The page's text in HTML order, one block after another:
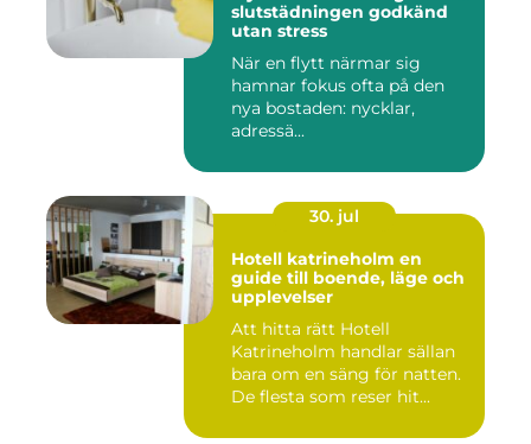
slutstädningen godkänd
utan stress
När en flytt närmar sig
hamnar fokus ofta på den
nya bostaden: nycklar,
adressä...
30. jul
Hotell katrineholm en
guide till boende, läge och
upplevelser
Att hitta rätt Hotell
Katrineholm handlar sällan
bara om en säng för natten.
De flesta som reser hit...